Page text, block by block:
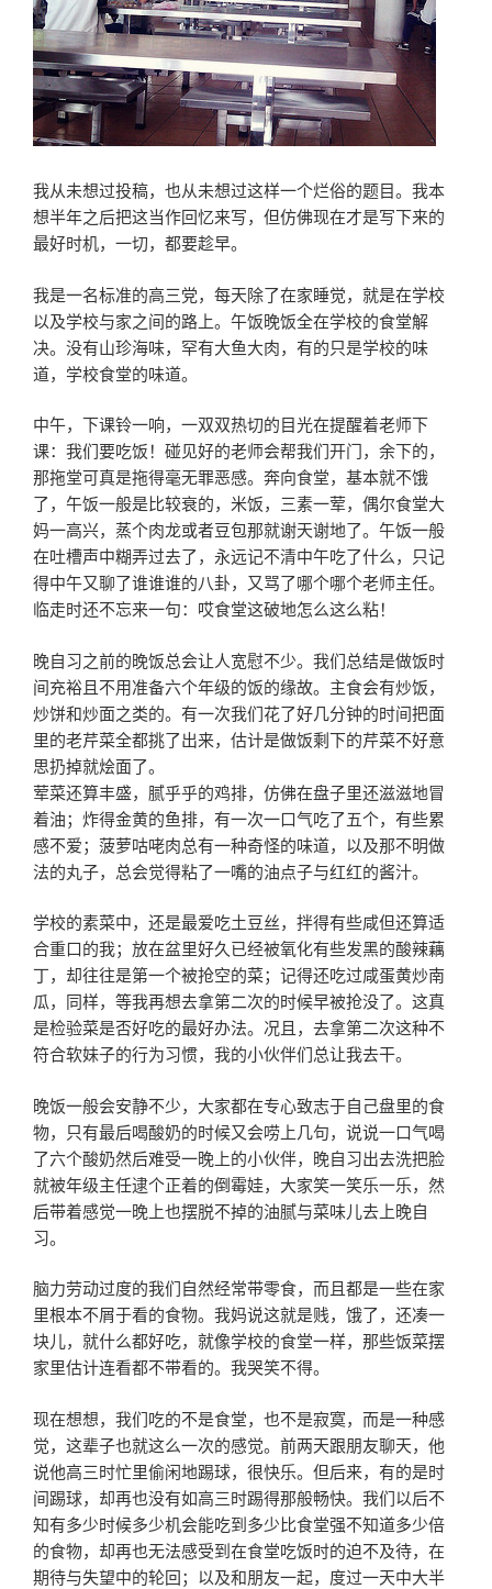
我从未想过投稿，也从未想过这样一个烂俗的题目。我本
想半年之后把这当作回忆来写，但仿佛现在才是写下来的
最好时机，一切，都要趁早。
我是一名标准的高三党，每天除了在家睡觉，就是在学校
以及学校与家之间的路上。午饭晚饭全在学校的食堂解
决。没有山珍海味，罕有大鱼大肉，有的只是学校的味
道，学校食堂的味道。
中午，下课铃一响，一双双热切的目光在提醒着老师下
课：我们要吃饭！碰见好的老师会帮我们开门，余下的，
那拖堂可真是拖得毫无罪恶感。奔向食堂，基本就不饿
了，午饭一般是比较衰的，米饭，三素一荤，偶尔食堂大
妈一高兴，蒸个肉龙或者豆包那就谢天谢地了。午饭一般
在吐槽声中糊弄过去了，永远记不清中午吃了什么，只记
得中午又聊了谁谁谁的八卦，又骂了哪个哪个老师主任。
临走时还不忘来一句：哎食堂这破地怎么这么粘！
晚自习之前的晚饭总会让人宽慰不少。我们总结是做饭时
间充裕且不用准备六个年级的饭的缘故。主食会有炒饭，
炒饼和炒面之类的。有一次我们花了好几分钟的时间把面
里的老芹菜全都挑了出来，估计是做饭剩下的芹菜不好意
思扔掉就烩面了。
荤菜还算丰盛，腻乎乎的鸡排，仿佛在盘子里还滋滋地冒
着油；炸得金黄的鱼排，有一次一口气吃了五个，有些累
感不爱；菠萝咕咾肉总有一种奇怪的味道，以及那不明做
法的丸子，总会觉得粘了一嘴的油点子与红红的酱汁。
学校的素菜中，还是最爱吃土豆丝，拌得有些咸但还算适
合重口的我；放在盆里好久已经被氧化有些发黑的酸辣藕
丁，却往往是第一个被抢空的菜；记得还吃过咸蛋黄炒南
瓜，同样，等我再想去拿第二次的时候早被抢没了。这真
是检验菜是否好吃的最好办法。况且，去拿第二次这种不
符合软妹子的行为习惯，我的小伙伴们总让我去干。
晚饭一般会安静不少，大家都在专心致志于自己盘里的食
物，只有最后喝酸奶的时候又会唠上几句，说说一口气喝
了六个酸奶然后难受一晚上的小伙伴，晚自习出去洗把脸
就被年级主任逮个正着的倒霉娃，大家笑一笑乐一乐，然
后带着感觉一晚上也摆脱不掉的油腻与菜味儿去上晚自
习。
脑力劳动过度的我们自然经常带零食，而且都是一些在家
里根本不屑于看的食物。我妈说这就是贱，饿了，还凑一
块儿，就什么都好吃，就像学校的食堂一样，那些饭菜摆
家里估计连看都不带看的。我哭笑不得。
现在想想，我们吃的不是食堂，也不是寂寞，而是一种感
觉，这辈子也就这么一次的感觉。前两天跟朋友聊天，他
说他高三时忙里偷闲地踢球，很快乐。但后来，有的是时
间踢球，却再也没有如高三时踢得那般畅快。我们以后不
知有多少时候多少机会能吃到多少比食堂强不知道多少倍
的食物，却再也无法感受到在食堂吃饭时的迫不及待，在
期待与失望中的轮回；以及和朋友一起，度过一天中大半